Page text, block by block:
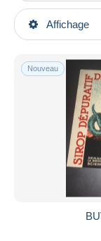
Affichage
Catégories
Buvards,
Produits
Types de vente
En cours
Prix fixes
Vendus
Toutes les
Nouveau